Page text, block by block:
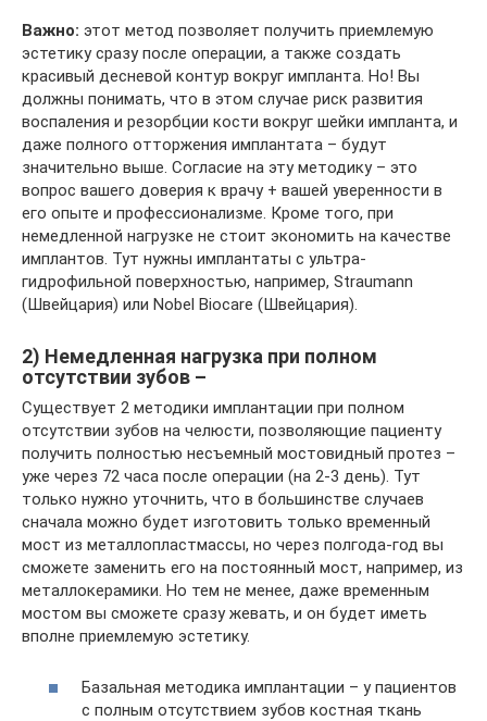
Важно: этот метод позволяет получить приемлемую
эстетику сразу после операции, а также создать
красивый десневой контур вокруг импланта. Но! Вы
должны понимать, что в этом случае риск развития
воспаления и резорбции кости вокруг шейки импланта, и
даже полного отторжения имплантата – будут
значительно выше. Согласие на эту методику – это
вопрос вашего доверия к врачу + вашей уверенности в
его опыте и профессионализме. Кроме того, при
немедленной нагрузке не стоит экономить на качестве
имплантов. Тут нужны имплантаты с ультра-
гидрофильной поверхностью, например, Straumann
(Швейцария) или Nobel Biocare (Швейцария).
2) Немедленная нагрузка при полном
отсутствии зубов –
Существует 2 методики имплантации при полном
отсутствии зубов на челюсти, позволяющие пациенту
получить полностью несъемный мостовидный протез –
уже через 72 часа после операции (на 2-3 день). Тут
только нужно уточнить, что в большинстве случаев
сначала можно будет изготовить только временный
мост из металлопластмассы, но через полгода-год вы
сможете заменить его на постоянный мост, например, из
металлокерамики. Но тем не менее, даже временным
мостом вы сможете сразу жевать, и он будет иметь
вполне приемлемую эстетику.
Базальная методика имплантации – у пациентов
с полным отсутствием зубов костная ткань